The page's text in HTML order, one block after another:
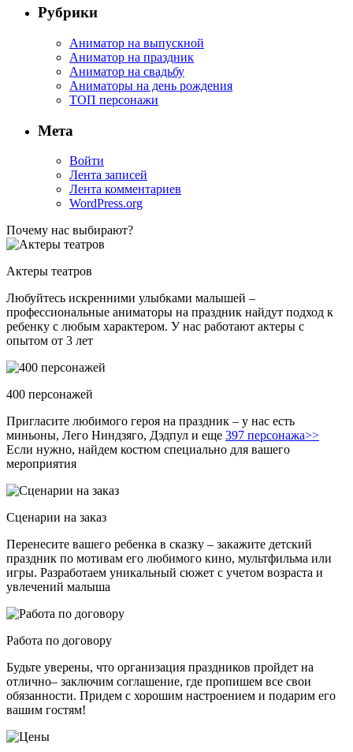
Рубрики
Аниматор на выпускной
Аниматор на праздник
Аниматор на свадьбу
Аниматоры на день рождения
ТОП персонажи
Мета
Войти
Лента записей
Лента комментариев
WordPress.org
Почему нас выбирают?
Актеры театров
Любуйтесь искренними улыбками малышей –
профессиональные аниматоры на праздник найдут подход к
ребенку с любым характером. У нас работают актеры с
опытом от 3 лет
400 персонажей
Пригласите любимого героя на праздник – у нас есть
миньоны, Лего Ниндзяго, Дэдпул и еще 397 персонажа>>
Если нужно, найдем костюм специально для вашего
мероприятия
Сценарии на заказ
Перенесите вашего ребенка в сказку – закажите детский
праздник по мотивам его любимого кино, мультфильма или
игры. Разработаем уникальный сюжет с учетом возраста и
увлечений малыша
Работа по договору
Будьте уверены, что организация праздников пройдет на
отлично– заключим соглашение, где пропишем все свои
обязанности. Придем с хорошим настроением и подарим его
вашим гостям!